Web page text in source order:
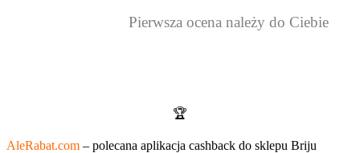
Pierwsza ocena należy do Ciebie
🏆
AleRabat.com – polecana aplikacja cashback do sklepu Briju